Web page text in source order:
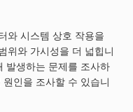
와 시스템 상호 작용을
위와 가시성을 더 넓힙니
발생하는 문제를 조사하
인을 조사할 수 있습니